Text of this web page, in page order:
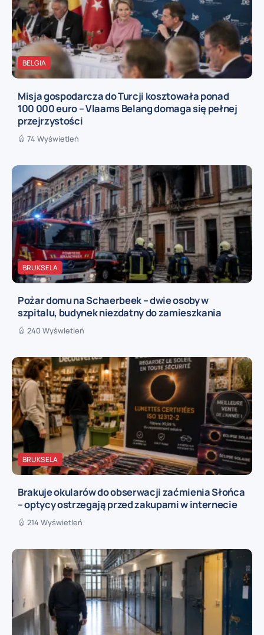
BELGIA
Misja gospodarcza do Turcji kosztowała ponad
100 000 euro – Vlaams Belang domaga się pełnej
przejrzystości
74 Wyświetleń
BRUKSELA
Pożar domu na Schaerbeek – dwie osoby w
szpitalu, budynek niezdatny do zamieszkania
240 Wyświetleń
BRUKSELA
Brakuje okularów do obserwacji zaćmienia Słońca
– optycy ostrzegają przed zakupami w internecie
214 Wyświetleń